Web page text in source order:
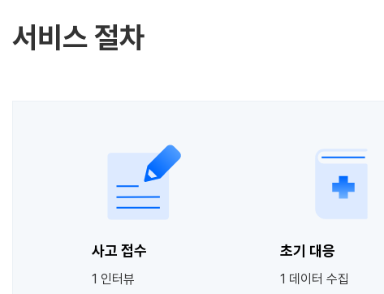
서비스 절차
사고 접수
1 인터뷰
초기 대응
1 데이터 수집